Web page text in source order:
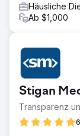
Häusliche
Ab $1,000
Stigan
Transparenz